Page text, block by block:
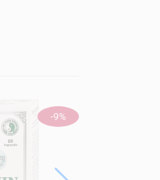
-9%